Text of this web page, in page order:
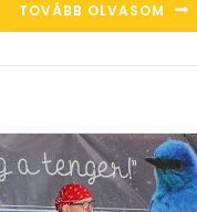
TOVÁBB OLVASOM